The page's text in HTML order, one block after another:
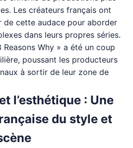
Les créateurs français ont
de cette audace pour aborder
dans leurs propres séries.
Reasons Why » a été un coup
poussant les producteurs
à sortir de leur zone de
l’esthétique : Une
du style et